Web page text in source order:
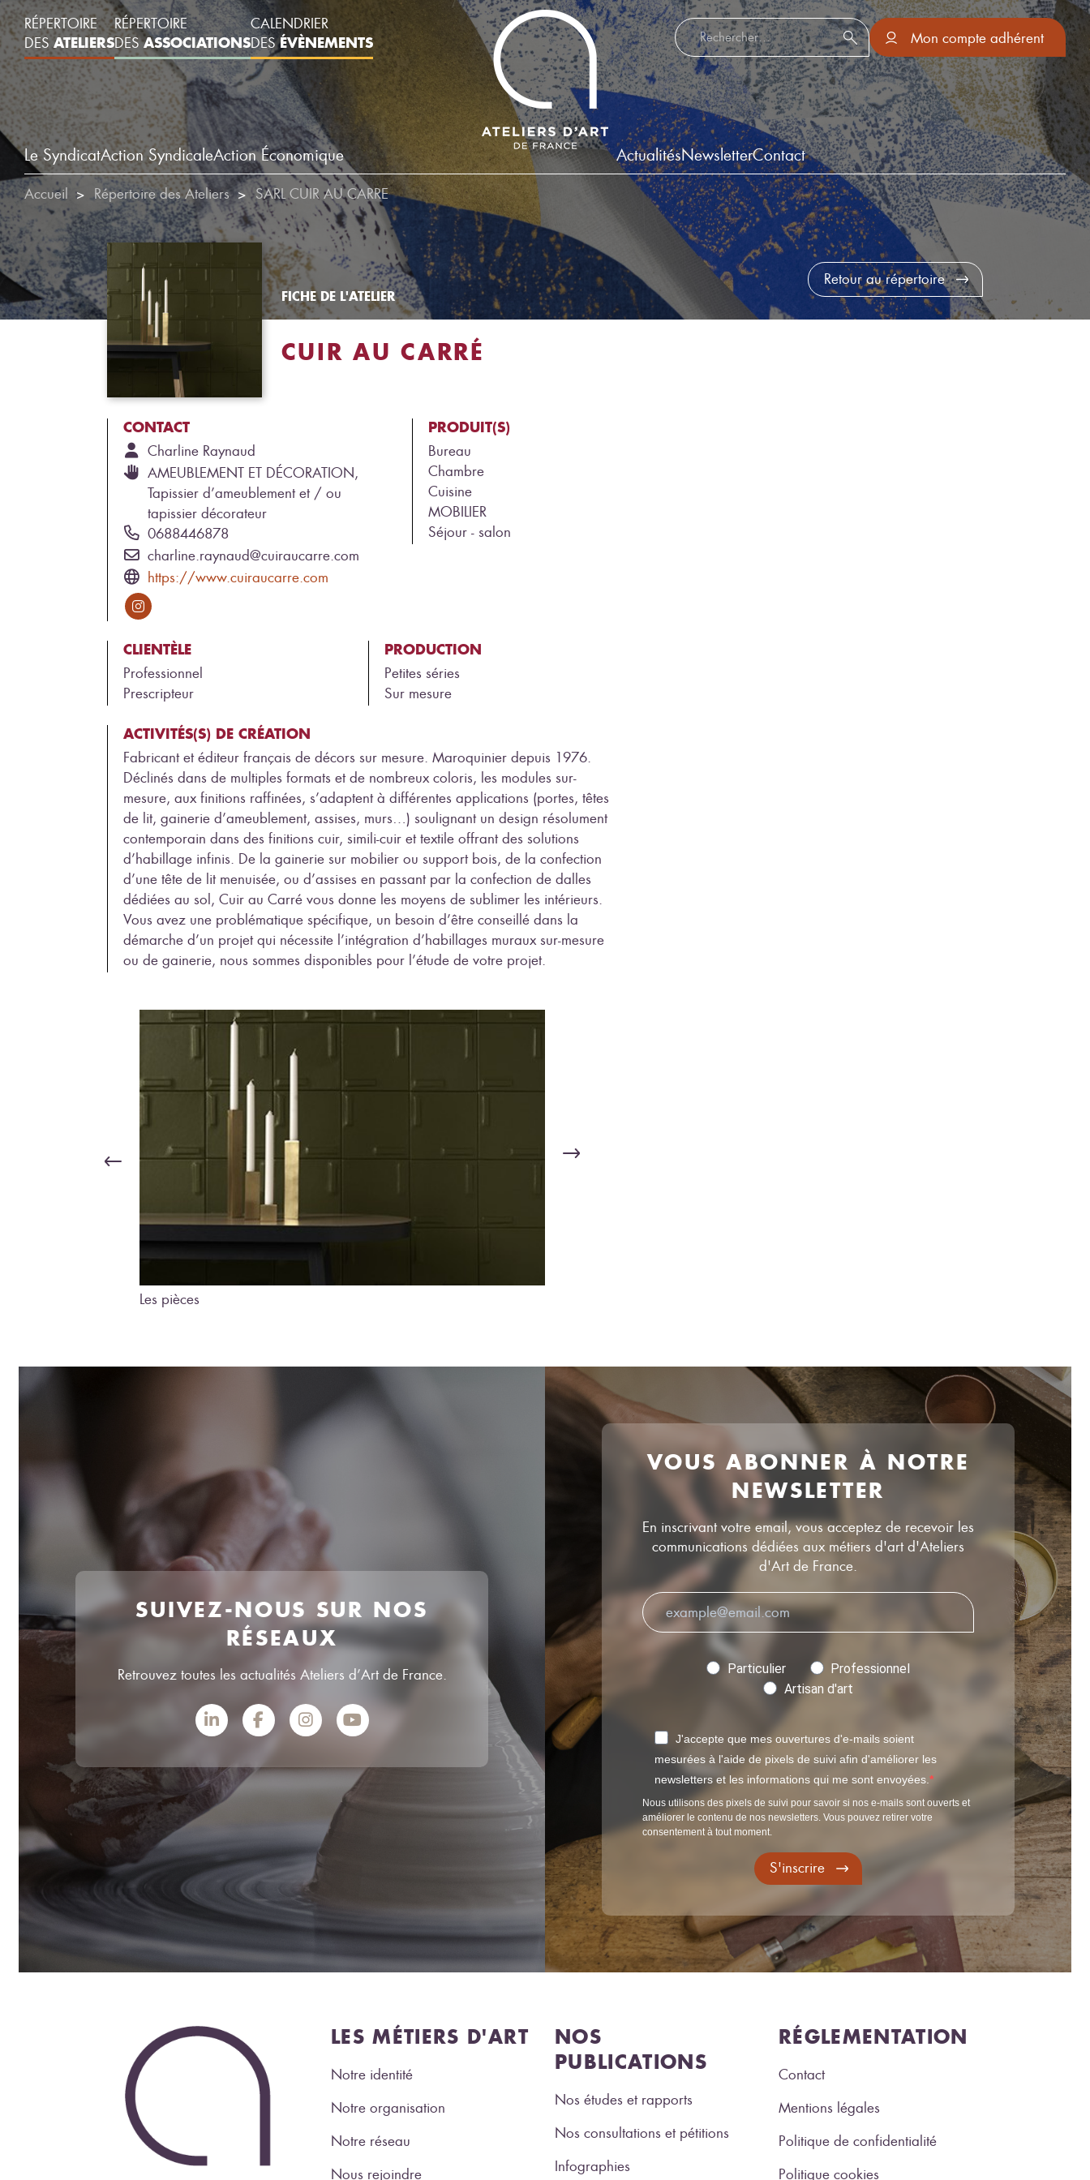
RÉPERTOIRE
DESATELIERS
RÉPERTOIRE
DESASSOCIATIONS
CALENDRIER
DESÉVÈNEMENTS
Le SyndicatAction SyndicaleAction Économique
Rechercher :
Mon compte adhérent
ActualitésNewsletterContact
Accueil Répertoire des Ateliers SARL CUIR AU CARRE
FICHE DE L'ATELIER
CUIR AU CARRÉ
CONTACT
Charline Raynaud
AMEUBLEMENT ET DÉCORATION,
Tapissier d’ameublement et / ou
tapissier décorateur
0688446878
charline.raynaud@cuiraucarre.com
https://www.cuiraucarre.com
PRODUIT(S)
Bureau
Chambre
Cuisine
MOBILIER
Séjour - salon
CLIENTÈLE
Professionnel
Prescripteur
PRODUCTION
Petites séries
Sur mesure
ACTIVITÉS(S) DE CRÉATION
Fabricant et éditeur français de décors sur mesure. Maroquinier depuis 1976.
Déclinés dans de multiples formats et de nombreux coloris, les modules sur-
mesure, aux finitions raffinées, s’adaptent à différentes applications (portes, têtes
de lit, gainerie d’ameublement, assises, murs…) soulignant un design résolument
contemporain dans des finitions cuir, simili-cuir et textile offrant des solutions
d’habillage infinis. De la gainerie sur mobilier ou support bois, de la confection
d’une tête de lit menuisée, ou d’assises en passant par la confection de dalles
dédiées au sol, Cuir au Carré vous donne les moyens de sublimer les intérieurs.
Vous avez une problématique spécifique, un besoin d’être conseillé dans la
démarche d’un projet qui nécessite l’intégration d’habillages muraux sur-mesure
ou de gainerie, nous sommes disponibles pour l’étude de votre projet.
Les pièces
Retour au répertoire
SUIVEZ-NOUS SUR NOS
RÉSEAUX
Retrouvez toutes les actualités Ateliers d’Art de France.
VOUS ABONNER À NOTRE
NEWSLETTER
En inscrivant votre email, vous acceptez de recevoir les
communications dédiées aux métiers d'art d'Ateliers
d'Art de France.
Particulier
Professionnel
Artisan d'art
J'accepte que mes ouvertures d'e-mails soient
mesurées à l'aide de pixels de suivi afin d'améliorer les
newsletters et les informations qui me sont envoyées.
Nous utilisons des pixels de suivi pour savoir si nos e-mails sont ouverts et
améliorer le contenu de nos newsletters. Vous pouvez retirer votre
consentement à tout moment.
S'inscrire
LES MÉTIERS D'ART
Notre identité
Notre organisation
Notre réseau
Nous rejoindre
NOS
PUBLICATIONS
Nos études et rapports
Nos consultations et pétitions
Infographies
RÉGLEMENTATION
Contact
Mentions légales
Politique de confidentialité
Politique cookies